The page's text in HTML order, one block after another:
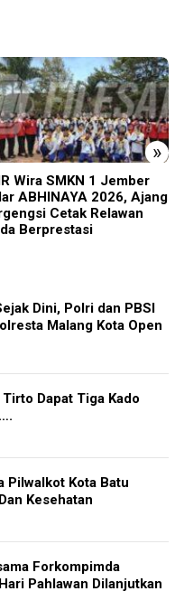
»
Ponorogo Deportasi
WN Tiongkok
Ijin Tinggal
Dini, Polri dan PBSI
Malang Kota Open
Dapat Tiga Kado
Pilwalkot Kota Batu
Kesehatan
Forkompimda
Pahlawan Dilanjutkan